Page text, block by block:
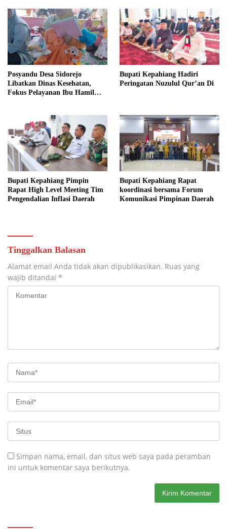
Posyandu Desa Sidorejo
Libatkan Dinas Kesehatan,
Fokus Pelayanan Ibu Hamil
Bupati Kepahiang Hadiri
Peringatan Nuzulul Qur’an Di
Bupati Kepahiang Pimpin
Rapat High Level Meeting Tim
Pengendalian Inflasi Daerah
Bupati Kepahiang Rapat
koordinasi bersama Forum
Komunikasi Pimpinan Daerah
Tinggalkan Balasan
Alamat email Anda tidak akan dipublikasikan. Ruas yang
wajib ditandai *
Simpan nama, email, dan situs web saya pada peramban
ini untuk komentar saya berikutnya.